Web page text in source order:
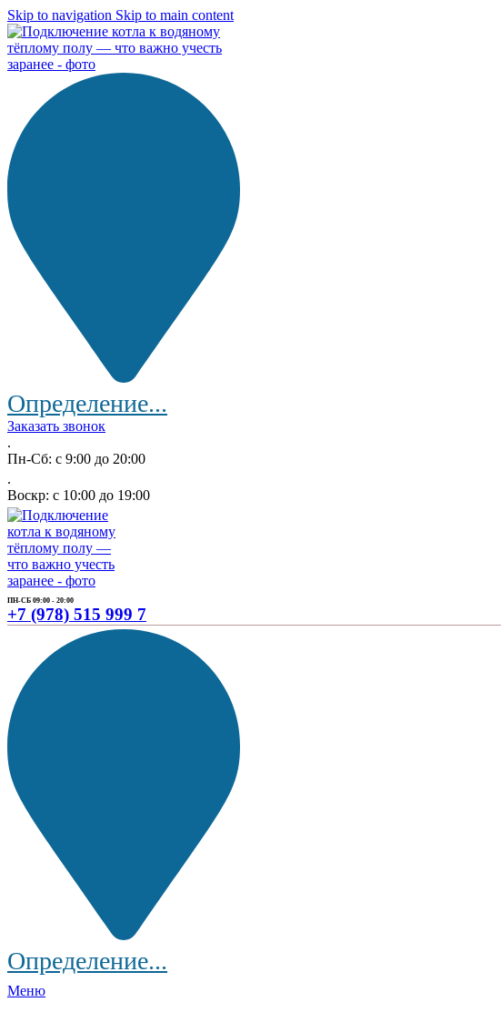
Skip to navigation Skip to main content
Определение...
Заказать звонок
.
Пн-Сб: с 9:00 до 20:00
.
Воскр: с 10:00 до 19:00
ПН-СБ 09:00 - 20:00
+7 (978) 515 999 7
Определение...
Меню